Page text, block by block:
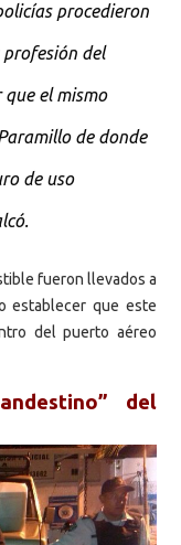
procedieron
del
el mismo
de donde
de uso
fueron llevados a
establecer que este
del puerto aéreo
del